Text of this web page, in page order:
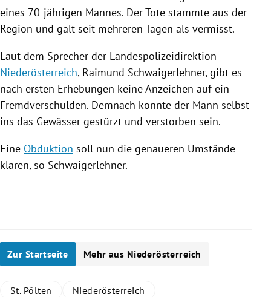
eines 70-jährigen Mannes. Der Tote stammte aus der
Region und galt seit mehreren Tagen als vermisst.
Laut dem Sprecher der Landespolizeidirektion
Niederösterreich, Raimund Schwaigerlehner, gibt es
nach ersten Erhebungen keine Anzeichen auf ein
Fremdverschulden. Demnach könnte der Mann selbst
ins das Gewässer gestürzt und verstorben sein.
Eine Obduktion soll nun die genaueren Umstände
klären, so Schwaigerlehner.
Zur Startseite Mehr aus Niederösterreich
St. Pölten Niederösterreich